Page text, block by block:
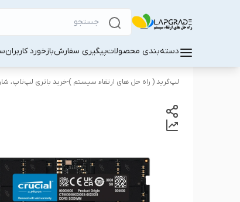
دسته‌بندی محصولاتپیگیری سفارشبازخورد کاربران
لپ‌گرید ( راه‌ حل های ارتقاء سیستم )-خرید باتری لپ‌تاپ،